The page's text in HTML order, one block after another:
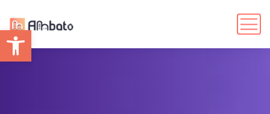
Abrir barra de herramientas